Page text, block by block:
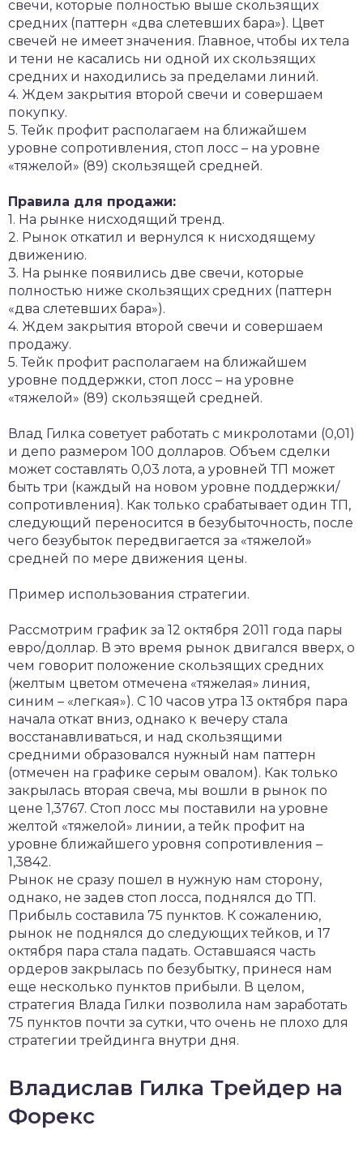
свечи, которые полностью выше скользящих
средних (паттерн «два слетевших бара»). Цвет
свечей не имеет значения. Главное, чтобы их тела
и тени не касались ни одной их скользящих
средних и находились за пределами линий.
4. Ждем закрытия второй свечи и совершаем
покупку.
5. Тейк профит располагаем на ближайшем
уровне сопротивления, стоп лосс – на уровне
«тяжелой» (89) скользящей средней.
Правила для продажи:
1. На рынке нисходящий тренд.
2. Рынок откатил и вернулся к нисходящему
движению.
3. На рынке появились две свечи, которые
полностью ниже скользящих средних (паттерн
«два слетевших бара»).
4. Ждем закрытия второй свечи и совершаем
продажу.
5. Тейк профит располагаем на ближайшем
уровне поддержки, стоп лосс – на уровне
«тяжелой» (89) скользящей средней.
Влад Гилка советует работать с микролотами (0,01)
и депо размером 100 долларов. Объем сделки
может составлять 0,03 лота, а уровней ТП может
быть три (каждый на новом уровне поддержки/
сопротивления). Как только срабатывает один ТП,
следующий переносится в безубыточность, после
чего безубыток передвигается за «тяжелой»
средней по мере движения цены.
Пример использования стратегии.
Рассмотрим график за 12 октября 2011 года пары
евро/доллар. В это время рынок двигался вверх, о
чем говорит положение скользящих средних
(желтым цветом отмечена «тяжелая» линия,
синим – «легкая»). С 10 часов утра 13 октября пара
начала откат вниз, однако к вечеру стала
восстанавливаться, и над скользящими
средними образовался нужный нам паттерн
(отмечен на графике серым овалом). Как только
закрылась вторая свеча, мы вошли в рынок по
цене 1,3767. Стоп лосс мы поставили на уровне
желтой «тяжелой» линии, а тейк профит на
уровне ближайшего уровня сопротивления –
1,3842.
Рынок не сразу пошел в нужную нам сторону,
однако, не задев стоп лосса, поднялся до ТП.
Прибыль составила 75 пунктов. К сожалению,
рынок не поднялся до следующих тейков, и 17
октября пара стала падать. Оставшаяся часть
ордеров закрылась по безубытку, принеся нам
еще несколько пунктов прибыли. В целом,
стратегия Влада Гилки позволила нам заработать
75 пунктов почти за сутки, что очень не плохо для
стратегии трейдинга внутри дня.
Владислав Гилка Трейдер на
Форекс